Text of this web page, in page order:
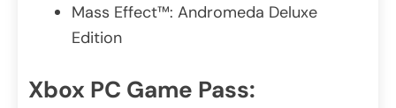
Mass Effect™: Andromeda Deluxe
Edition
Xbox PC Game Pass: